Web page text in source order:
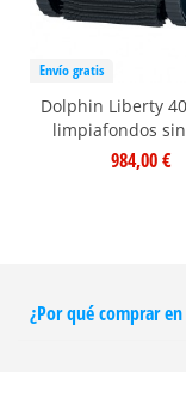
Envío gratis
Dolphin Liberty
limpiafondos
984,00 €
¿Por qué comprar